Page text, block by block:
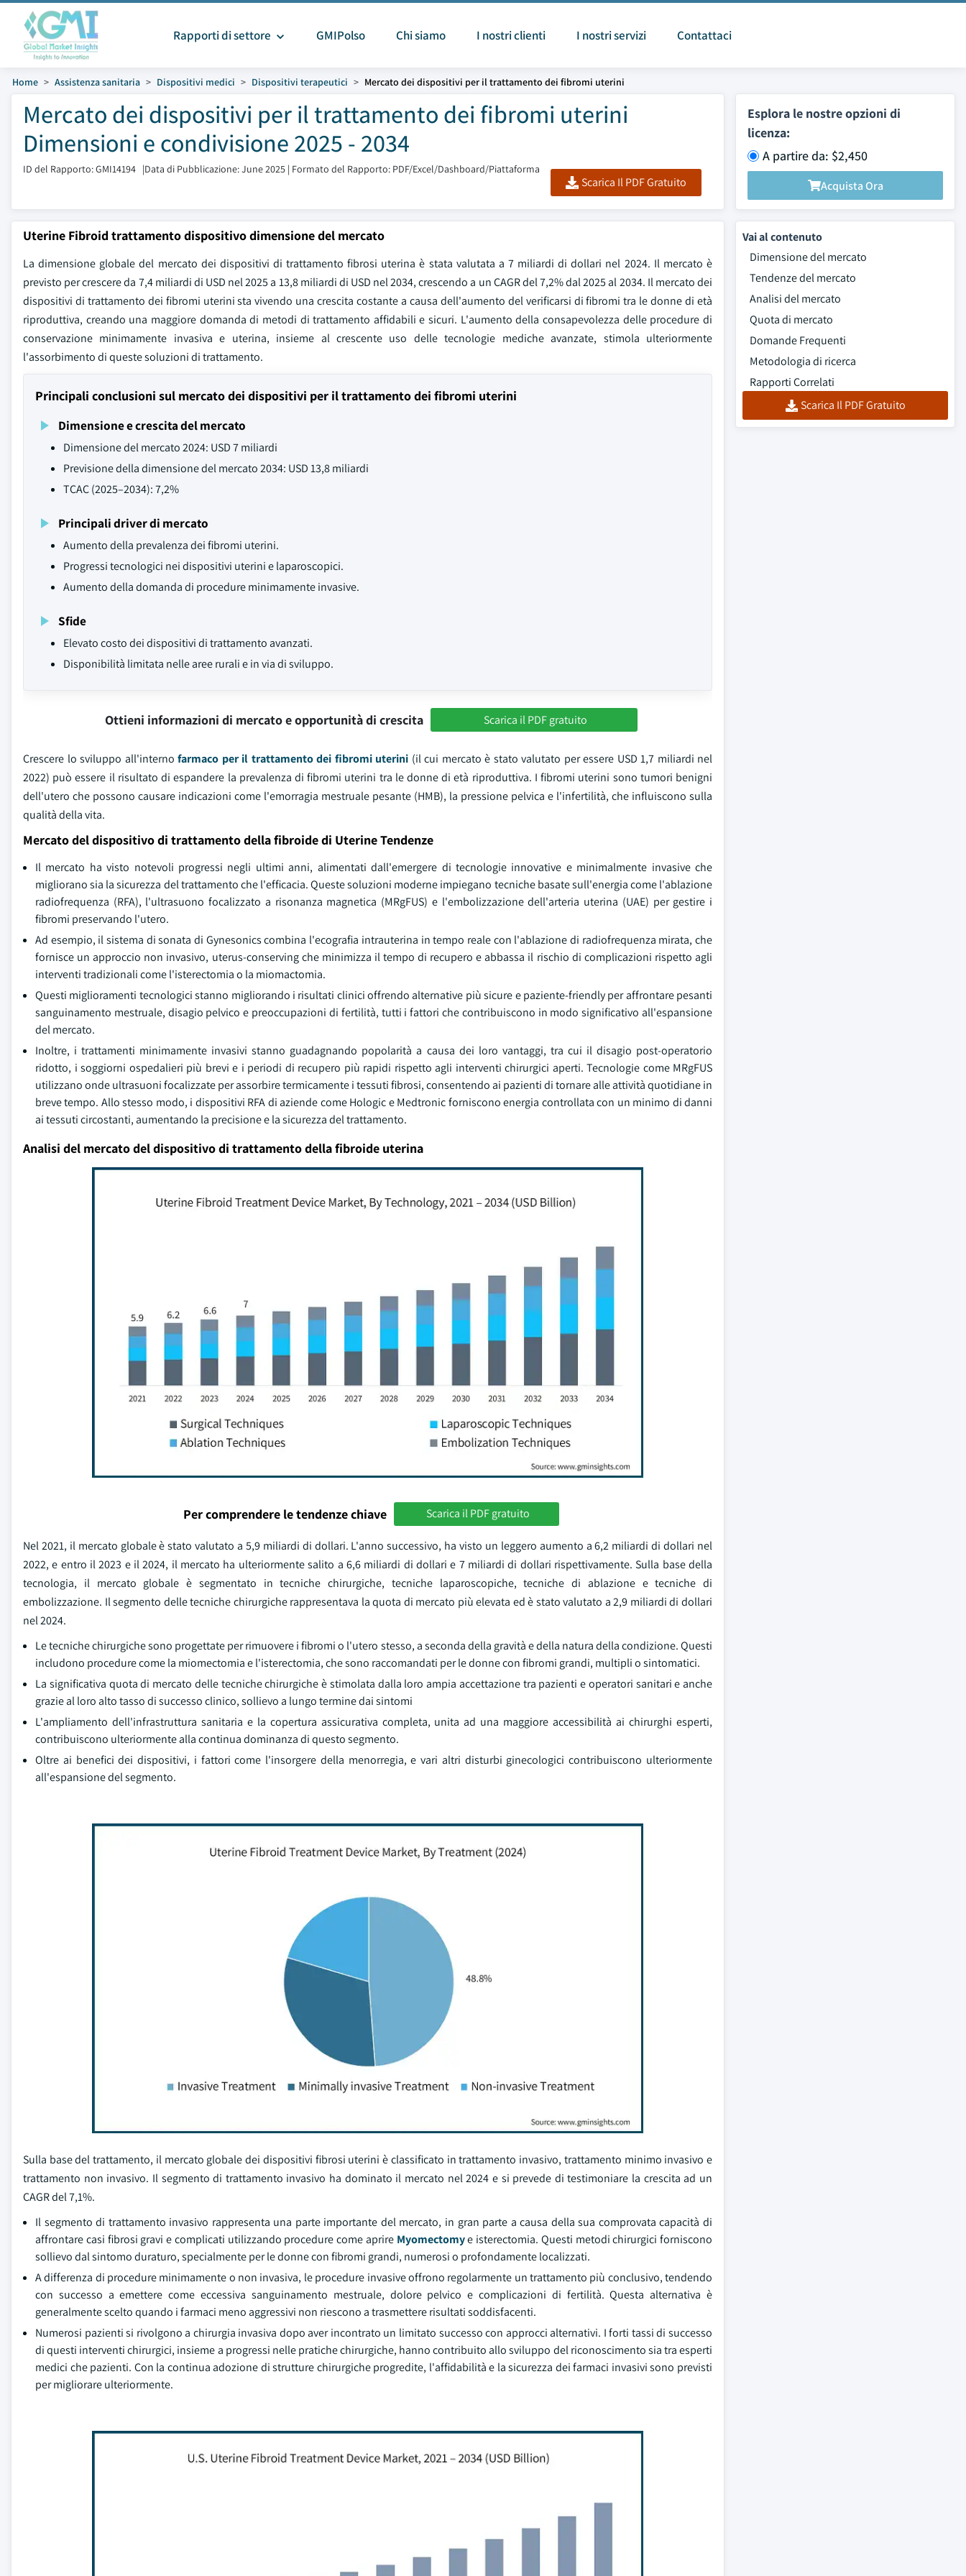
Rapporti di settore GMIPolso Chi siamo I nostri clienti I nostri servizi Contattaci
Home Assistenza sanitaria Dispositivi medici Dispositivi terapeutici Mercato dei dispositivi per il trattamento dei fibromi uterini
Mercato dei dispositivi per il trattamento dei fibromi uterini
Dimensioni e condivisione 2025 - 2034
ID del Rapporto: GMI14194 |Data di Pubblicazione: June 2025 | Formato del Rapporto: PDF/Excel/Dashboard/Piattaforma
Scarica Il PDF Gratuito
Esplora le nostre opzioni di
licenza:
A partire da: $2,450
Acquista Ora
Uterine Fibroid trattamento dispositivo dimensione del mercato
La dimensione globale del mercato dei dispositivi di trattamento fibrosi uterina è stata valutata a 7 miliardi di dollari nel 2024. Il mercato è
previsto per crescere da 7,4 miliardi di USD nel 2025 a 13,8 miliardi di USD nel 2034, crescendo a un CAGR del 7,2% dal 2025 al 2034. Il mercato dei
dispositivi di trattamento dei fibromi uterini sta vivendo una crescita costante a causa dell'aumento del verificarsi di fibromi tra le donne di età
riproduttiva, creando una maggiore domanda di metodi di trattamento affidabili e sicuri. L'aumento della consapevolezza delle procedure di
conservazione minimamente invasiva e uterina, insieme al crescente uso delle tecnologie mediche avanzate, stimola ulteriormente
l'assorbimento di queste soluzioni di trattamento.
Principali conclusioni sul mercato dei dispositivi per il trattamento dei fibromi uterini
Dimensione e crescita del mercato
Dimensione del mercato 2024: USD 7 miliardi
Previsione della dimensione del mercato 2034: USD 13,8 miliardi
TCAC (2025–2034): 7,2%
Principali driver di mercato
Aumento della prevalenza dei fibromi uterini.
Progressi tecnologici nei dispositivi uterini e laparoscopici.
Aumento della domanda di procedure minimamente invasive.
Sfide
Elevato costo dei dispositivi di trattamento avanzati.
Disponibilità limitata nelle aree rurali e in via di sviluppo.
Ottieni informazioni di mercato e opportunità di crescita Scarica il PDF gratuito
Crescere lo sviluppo all'interno farmaco per il trattamento dei fibromi uterini (il cui mercato è stato valutato per essere USD 1,7 miliardi nel
2022) può essere il risultato di espandere la prevalenza di fibromi uterini tra le donne di età riproduttiva. I fibromi uterini sono tumori benigni
dell'utero che possono causare indicazioni come l'emorragia mestruale pesante (HMB), la pressione pelvica e l'infertilità, che influiscono sulla
qualità della vita.
Mercato del dispositivo di trattamento della fibroide di Uterine Tendenze
Il mercato ha visto notevoli progressi negli ultimi anni, alimentati dall'emergere di tecnologie innovative e minimalmente invasive che
migliorano sia la sicurezza del trattamento che l'efficacia. Queste soluzioni moderne impiegano tecniche basate sull'energia come l'ablazione
radiofrequenza (RFA), l'ultrasuono focalizzato a risonanza magnetica (MRgFUS) e l'embolizzazione dell'arteria uterina (UAE) per gestire i
fibromi preservando l'utero.
Ad esempio, il sistema di sonata di Gynesonics combina l'ecografia intrauterina in tempo reale con l'ablazione di radiofrequenza mirata, che
fornisce un approccio non invasivo, uterus-conserving che minimizza il tempo di recupero e abbassa il rischio di complicazioni rispetto agli
interventi tradizionali come l'isterectomia o la miomactomia.
Questi miglioramenti tecnologici stanno migliorando i risultati clinici offrendo alternative più sicure e paziente-friendly per affrontare pesanti
sanguinamento mestruale, disagio pelvico e preoccupazioni di fertilità, tutti i fattori che contribuiscono in modo significativo all'espansione
del mercato.
Inoltre, i trattamenti minimamente invasivi stanno guadagnando popolarità a causa dei loro vantaggi, tra cui il disagio post-operatorio
ridotto, i soggiorni ospedalieri più brevi e i periodi di recupero più rapidi rispetto agli interventi chirurgici aperti. Tecnologie come MRgFUS
utilizzano onde ultrasuoni focalizzate per assorbire termicamente i tessuti fibrosi, consentendo ai pazienti di tornare alle attività quotidiane in
breve tempo. Allo stesso modo, i dispositivi RFA di aziende come Hologic e Medtronic forniscono energia controllata con un minimo di danni
ai tessuti circostanti, aumentando la precisione e la sicurezza del trattamento.
Analisi del mercato del dispositivo di trattamento della fibroide uterina
Per comprendere le tendenze chiave Scarica il PDF gratuito
Nel 2021, il mercato globale è stato valutato a 5,9 miliardi di dollari. L'anno successivo, ha visto un leggero aumento a 6,2 miliardi di dollari nel
2022, e entro il 2023 e il 2024, il mercato ha ulteriormente salito a 6,6 miliardi di dollari e 7 miliardi di dollari rispettivamente. Sulla base della
tecnologia, il mercato globale è segmentato in tecniche chirurgiche, tecniche laparoscopiche, tecniche di ablazione e tecniche di
embolizzazione. Il segmento delle tecniche chirurgiche rappresentava la quota di mercato più elevata ed è stato valutato a 2,9 miliardi di dollari
nel 2024.
Le tecniche chirurgiche sono progettate per rimuovere i fibromi o l'utero stesso, a seconda della gravità e della natura della condizione. Questi
includono procedure come la miomectomia e l'isterectomia, che sono raccomandati per le donne con fibromi grandi, multipli o sintomatici.
La significativa quota di mercato delle tecniche chirurgiche è stimolata dalla loro ampia accettazione tra pazienti e operatori sanitari e anche
grazie al loro alto tasso di successo clinico, sollievo a lungo termine dai sintomi
L'ampliamento dell'infrastruttura sanitaria e la copertura assicurativa completa, unita ad una maggiore accessibilità ai chirurghi esperti,
contribuiscono ulteriormente alla continua dominanza di questo segmento.
Oltre ai benefici dei dispositivi, i fattori come l'insorgere della menorregia, e vari altri disturbi ginecologici contribuiscono ulteriormente
all'espansione del segmento.
Sulla base del trattamento, il mercato globale dei dispositivi fibrosi uterini è classificato in trattamento invasivo, trattamento minimo invasivo e
trattamento non invasivo. Il segmento di trattamento invasivo ha dominato il mercato nel 2024 e si prevede di testimoniare la crescita ad un
CAGR del 7,1%.
Il segmento di trattamento invasivo rappresenta una parte importante del mercato, in gran parte a causa della sua comprovata capacità di
affrontare casi fibrosi gravi e complicati utilizzando procedure come aprire Myomectomye isterectomia. Questi metodi chirurgici forniscono
sollievo dal sintomo duraturo, specialmente per le donne con fibromi grandi, numerosi o profondamente localizzati.
A differenza di procedure minimamente o non invasiva, le procedure invasive offrono regolarmente un trattamento più conclusivo, tendendo
con successo a emettere come eccessiva sanguinamento mestruale, dolore pelvico e complicazioni di fertilità. Questa alternativa è
generalmente scelto quando i farmaci meno aggressivi non riescono a trasmettere risultati soddisfacenti.
Numerosi pazienti si rivolgono a chirurgia invasiva dopo aver incontrato un limitato successo con approcci alternativi. I forti tassi di successo
di questi interventi chirurgici, insieme a progressi nelle pratiche chirurgiche, hanno contribuito allo sviluppo del riconoscimento sia tra esperti
medici che pazienti. Con la continua adozione di strutture chirurgiche progredite, l'affidabilità e la sicurezza dei farmaci invasivi sono previsti
per migliorare ulteriormente.
Vai al contenuto
Dimensione del mercato
Tendenze del mercato
Analisi del mercato
Quota di mercato
Domande Frequenti
Metodologia di ricerca
Rapporti Correlati
Scarica Il PDF Gratuito